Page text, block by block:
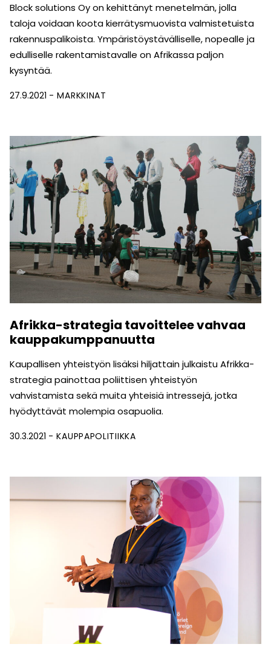
Block solutions Oy on kehittänyt menetelmän, jolla
taloja voidaan koota kierrätysmuovista valmistetuista
rakennuspalikoista. Ympäristöystävälliselle, nopealle ja
edulliselle rakentamistavalle on Afrikassa paljon
kysyntää.
27.9.2021 MARKKINAT
Afrikka-strategia tavoittelee vahvaa
kauppakumppanuutta
Kaupallisen yhteistyön lisäksi hiljattain julkaistu Afrikka-
strategia painottaa poliittisen yhteistyön
vahvistamista sekä muita yhteisiä intressejä, jotka
hyödyttävät molempia osapuolia.
30.3.2021 KAUPPAPOLITIIKKA